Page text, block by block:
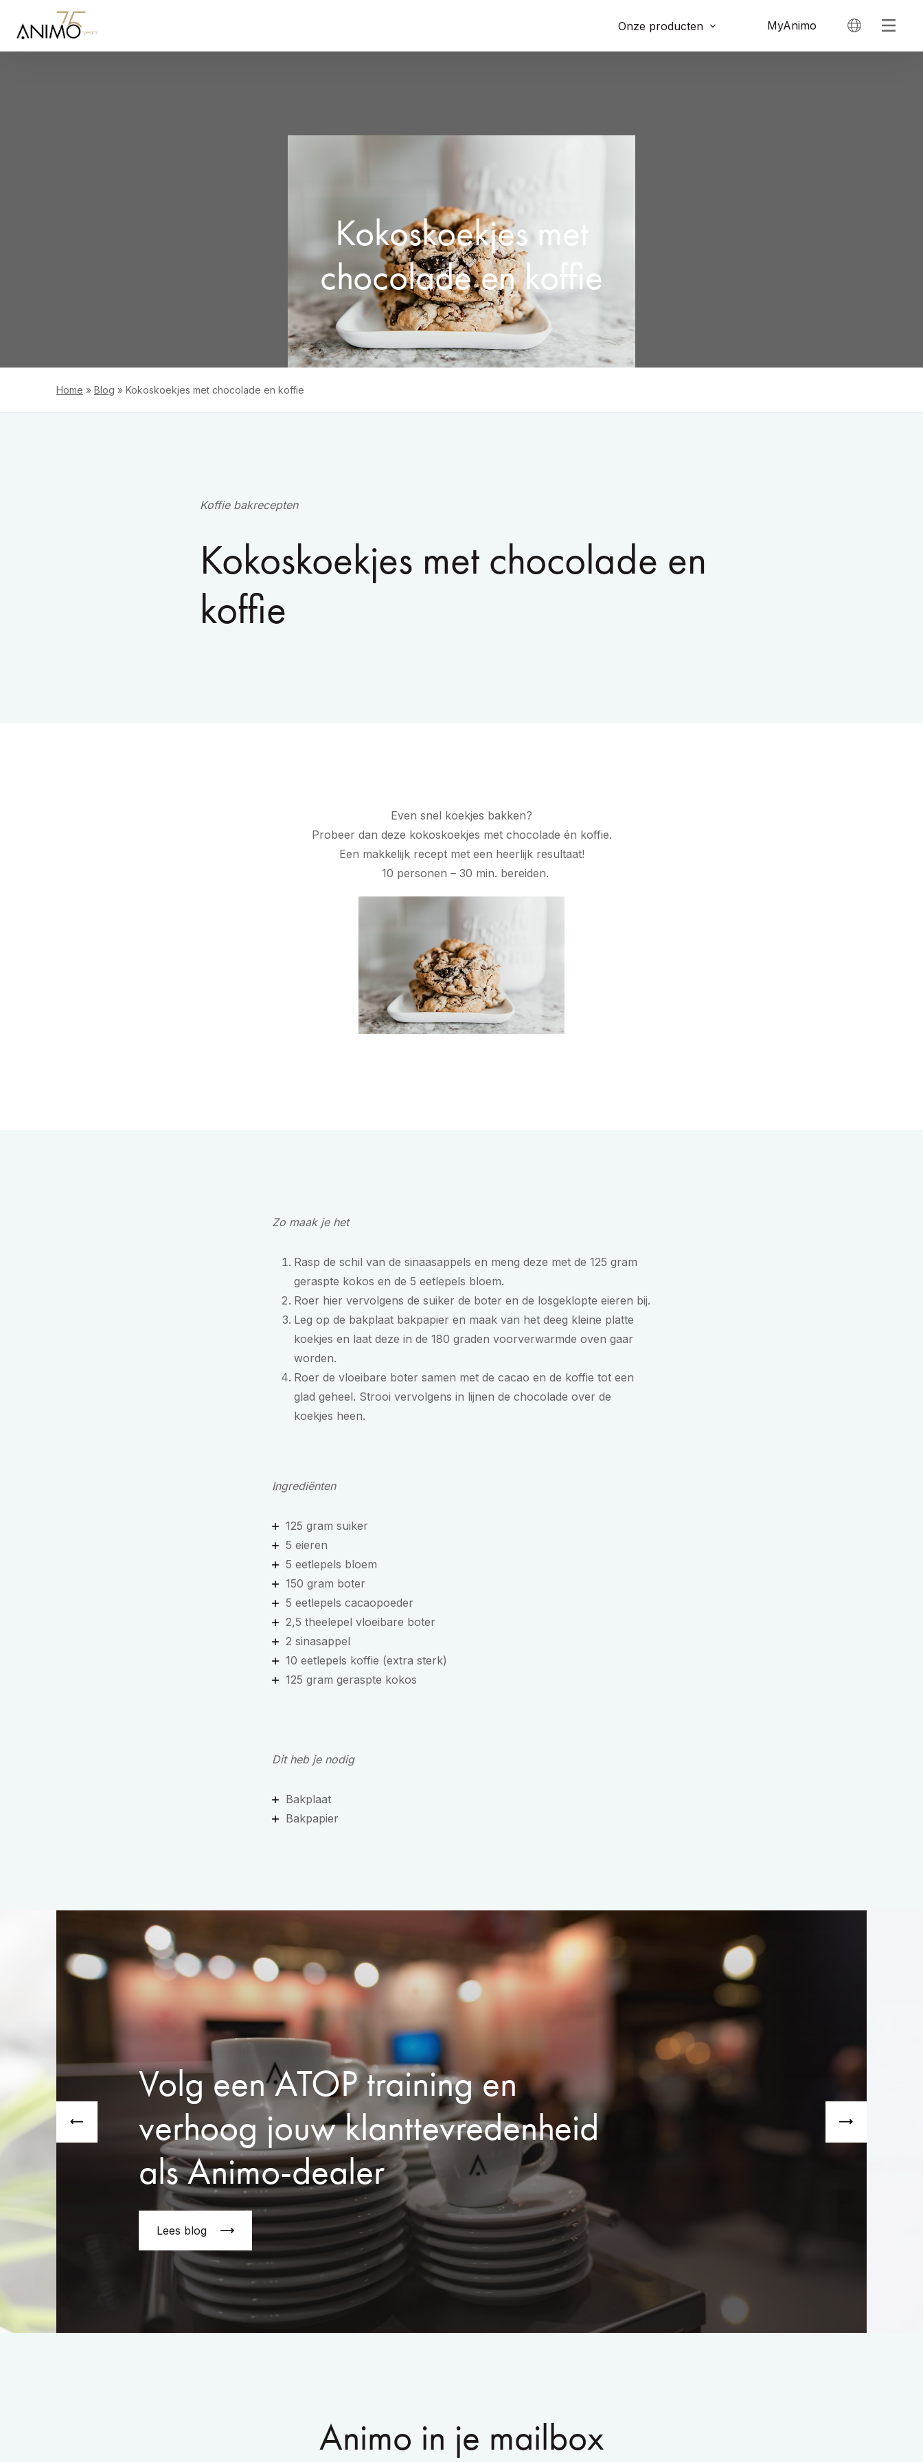
Onze producten MyAnimo
Kokoskoekjes met
chocolade en koffie
Home » Blog » Kokoskoekjes met chocolade en koffie
Koffie bakrecepten
Kokoskoekjes met chocolade en
koffie
Even snel koekjes bakken?
Probeer dan deze kokoskoekjes met chocolade én koffie.
Een makkelijk recept met een heerlijk resultaat!
10 personen – 30 min. bereiden.
Zo maak je het
Rasp de schil van de sinaasappels en meng deze met de 125 gram
geraspte kokos en de 5 eetlepels bloem.
Roer hier vervolgens de suiker de boter en de losgeklopte eieren bij.
Leg op de bakplaat bakpapier en maak van het deeg kleine platte
koekjes en laat deze in de 180 graden voorverwarmde oven gaar
worden.
Roer de vloeibare boter samen met de cacao en de koffie tot een
glad geheel. Strooi vervolgens in lijnen de chocolade over de
koekjes heen.
Ingrediënten
125 gram suiker
5 eieren
5 eetlepels bloem
150 gram boter
5 eetlepels cacaopoeder
2,5 theelepel vloeibare boter
2 sinasappel
10 eetlepels koffie (extra sterk)
125 gram geraspte kokos
Dit heb je nodig
Bakplaat
Bakpapier
Volg een ATOP training en
verhoog jouw klanttevredenheid
als Animo-dealer
Lees blog
Animo in je mailbox